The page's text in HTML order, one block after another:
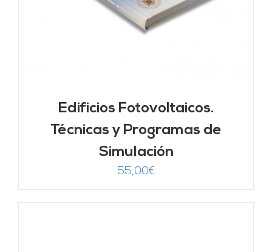
Edificios Fotovoltaicos.
Técnicas y Programas de
Simulación
55,00€